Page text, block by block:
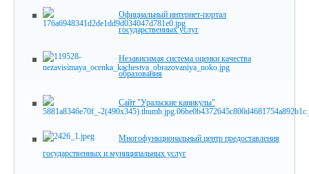
Официальный интернет-портал
государственных услуг
Независимая система оценки качества
образования
Сайт "Уральские каникулы"
Многофункциональный центр предоставления
государственных и муниципальных услуг